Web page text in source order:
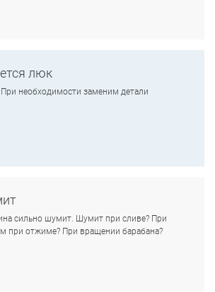
люк
необходимости заменим детали
сильно шумит. Шумит при сливе? При
при отжиме? При вращении барабана?